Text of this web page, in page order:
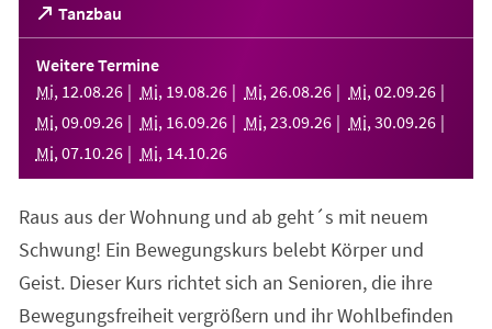
Tanzbau
(Öffnet
in
einem
neuen
Tab)
Weitere Termine
Mi, 12.08.26 Mi, 19.08.26 Mi, 26.08.26 Mi, 02.09.26
Mi, 09.09.26 Mi, 16.09.26 Mi, 23.09.26 Mi, 30.09.26
Mi, 07.10.26 Mi, 14.10.26
Raus aus der Wohnung und ab geht´s mit neuem
Schwung! Ein Bewegungskurs belebt Körper und
Geist. Dieser Kurs richtet sich an Senioren, die ihre
Bewegungsfreiheit vergrößern und ihr Wohlbefinden